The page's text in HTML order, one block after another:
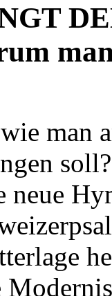
man
neue